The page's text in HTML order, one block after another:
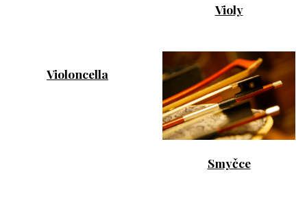
Violy
Violoncella
Smyčce